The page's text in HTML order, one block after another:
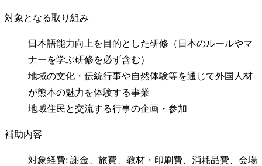
対象となる取り組み
日本語能力向上を目的とした研修（日本のルールやマ
ナーを学ぶ研修を必ず含む）
地域の文化・伝統行事や自然体験等を通じて外国人材
が熊本の魅力を体験する事業
地域住民と交流する行事の企画・参加
補助内容
対象経費: 謝金、旅費、教材・印刷費、消耗品費、会場